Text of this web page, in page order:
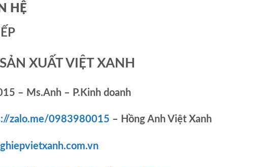
HỆ
XUẤT VIỆT XANH
– Ms.Anh – P.Kinh doanh
zalo.me/0983980015 – Hồng Anh Việt Xanh